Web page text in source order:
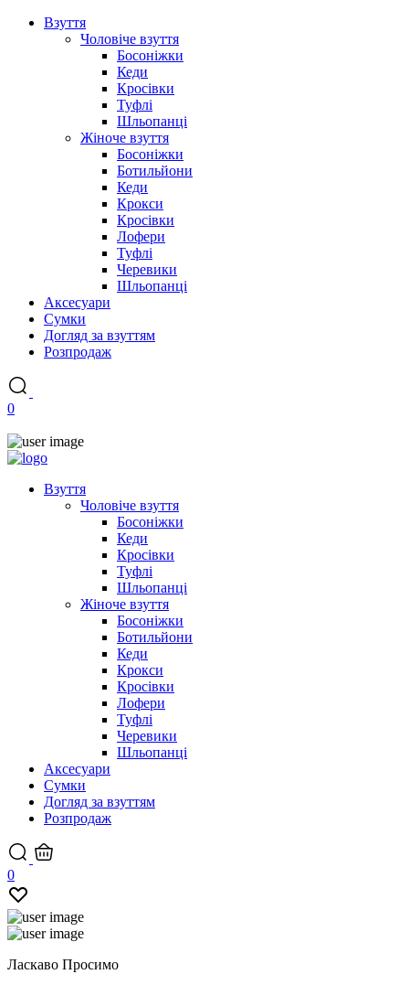
Взуття
Чоловіче взуття
Босоніжки
Кеди
Кросівки
Туфлі
Шльопанці
Жіноче взуття
Босоніжки
Ботильйони
Кеди
Крокси
Кросівки
Лофери
Туфлі
Черевики
Шльопанці
Аксесуари
Сумки
Догляд за взуттям
Розпродаж
0
Взуття
Чоловіче взуття
Босоніжки
Кеди
Кросівки
Туфлі
Шльопанці
Жіноче взуття
Босоніжки
Ботильйони
Кеди
Крокси
Кросівки
Лофери
Туфлі
Черевики
Шльопанці
Аксесуари
Сумки
Догляд за взуттям
Розпродаж
0
Ласкаво Просимо